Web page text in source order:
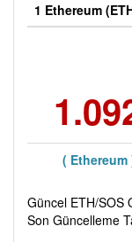
1 Ethereum
( Ethereum
Güncel ETH/SOS
Son Güncelleme